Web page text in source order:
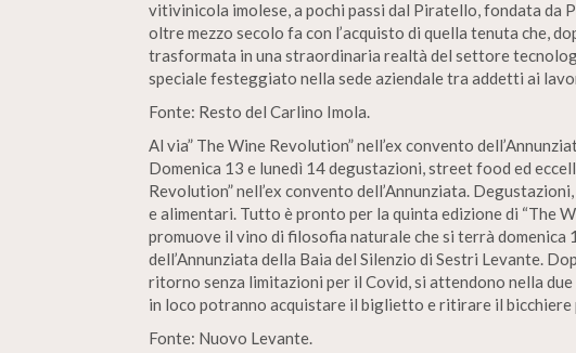
vitivinicola imolese, a pochi passi dal Piratello, fondata da
oltre mezzo secolo fa con l’acquisto di quella tenuta che,
trasformata in una straordinaria realtà del settore
speciale festeggiato nella sede aziendale tra addetti ai
Fonte: Resto del Carlino Imola.
Al via” The Wine Revolution” nell’ex convento
Domenica 13 e lunedì 14 degustazioni, street food ed
Revolution” nell’ex convento dell’Annunziata.
e alimentari. Tutto è pronto per la quinta edizione di “The
promuove il vino di filosofia naturale che si terrà domenica
dell’Annunziata della Baia del Silenzio di Sestri Levante.
ritorno senza limitazioni per il Covid, si attendono nella
in loco potranno acquistare il biglietto e ritirare il bicchiere
Fonte: Nuovo Levante.